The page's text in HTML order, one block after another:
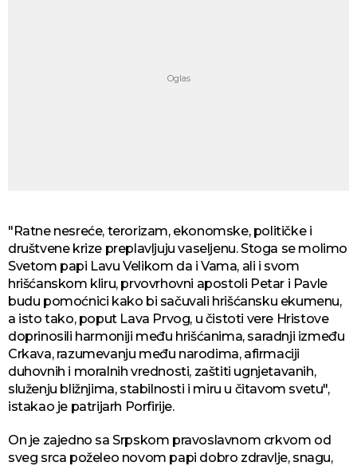
"Ratne nesreće, terorizam, ekonomske, političke i
društvene krize preplavljuju vaseljenu. Stoga se molimo
Svetom papi Lavu Velikom da i Vama, ali i svom
hrišćanskom kliru, prvovrhovni apostoli Petar i Pavle
budu pomoćnici kako bi sačuvali hrišćansku ekumenu,
a isto tako, poput Lava Prvog, u čistoti vere Hristove
doprinosili harmoniji među hrišćanima, saradnji između
Crkava, razumevanju među narodima, afirmaciji
duhovnih i moralnih vrednosti, zaštiti ugnjetavanih,
služenju bližnjima, stabilnosti i miru u čitavom svetu",
istakao je patrijarh Porfirije.
On je zajedno sa Srpskom pravoslavnom crkvom od
sveg srca poželeo novom papi dobro zdravlje, snagu,